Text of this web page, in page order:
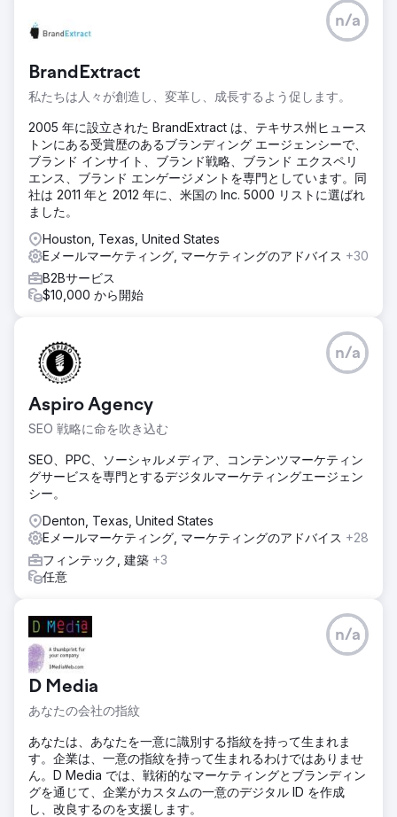
クライアントのShopifyストアは、安定したトラフィックを
獲得しているにもかかわらず、売上の伸び悩み、リピート率
た。マーケティングには適切なセグメンテーションが欠如し
ており、CRMの設定もカスタマージャーニーを効果的に追跡
ソリューション
当社は、購入意欲の高い顧客をターゲットとする AI を活用し
た顧客セグメンテーションを実装し、メール ナーチャリング
ファネルを再構築して顧客維持率を向上させ、Google 広告
と Meta 広告を最適化して ROI を向上させ、HubSpot CRM
を統合して販売パイプラインの完全な可視性とパフォーマン
スの追跡を実現しました。
結果
6ヶ月間で、オンライン売上は109%増加し、リピート購入は
32%増加、有料広告のROIは1.8倍から4.5倍に向上しました。
思決定の迅速化とマーケティング費用の効率化を実現し、持
続可能な成長軌道を維持しました。
BrandExtract
私たちは人々が創造し、変革し、成長するよう促します。
n/a
2005 年に設立された BrandExtract は、テキサス州ヒュース
トンにある受賞歴のあるブランディング エージェンシーで、
ブランド インサイト、ブランド戦略、ブランド エクスペリ
エンス、ブランド エンゲージメントを専門としています。同
社は 2011 年と 2012 年に、米国の Inc. 5000 リストに選ばれ
ました。
Houston, Texas, United States
Eメールマーケティング, マーケティングのアドバイス +30
B2Bサービス
$10,000 から開始
Aspiro Agency
SEO 戦略に命を吹き込む
n/a
SEO、PPC、ソーシャルメディア、コンテンツマーケティン
グサービスを専門とするデジタルマーケティングエージェン
シー。
Denton, Texas, United States
Eメールマーケティング, マーケティングのアドバイス +28
フィンテック, 建築 +3
任意
D Media
あなたの会社の指紋
n/a
あなたは、あなたを一意に識別する指紋を持って生まれま
す。企業は、一意の指紋を持って生まれるわけではありませ
ん。D Media では、戦術的なマーケティングとブランディン
グを通じて、企業がカスタムの一意のデジタル ID を作成
し、改良するのを支援します。